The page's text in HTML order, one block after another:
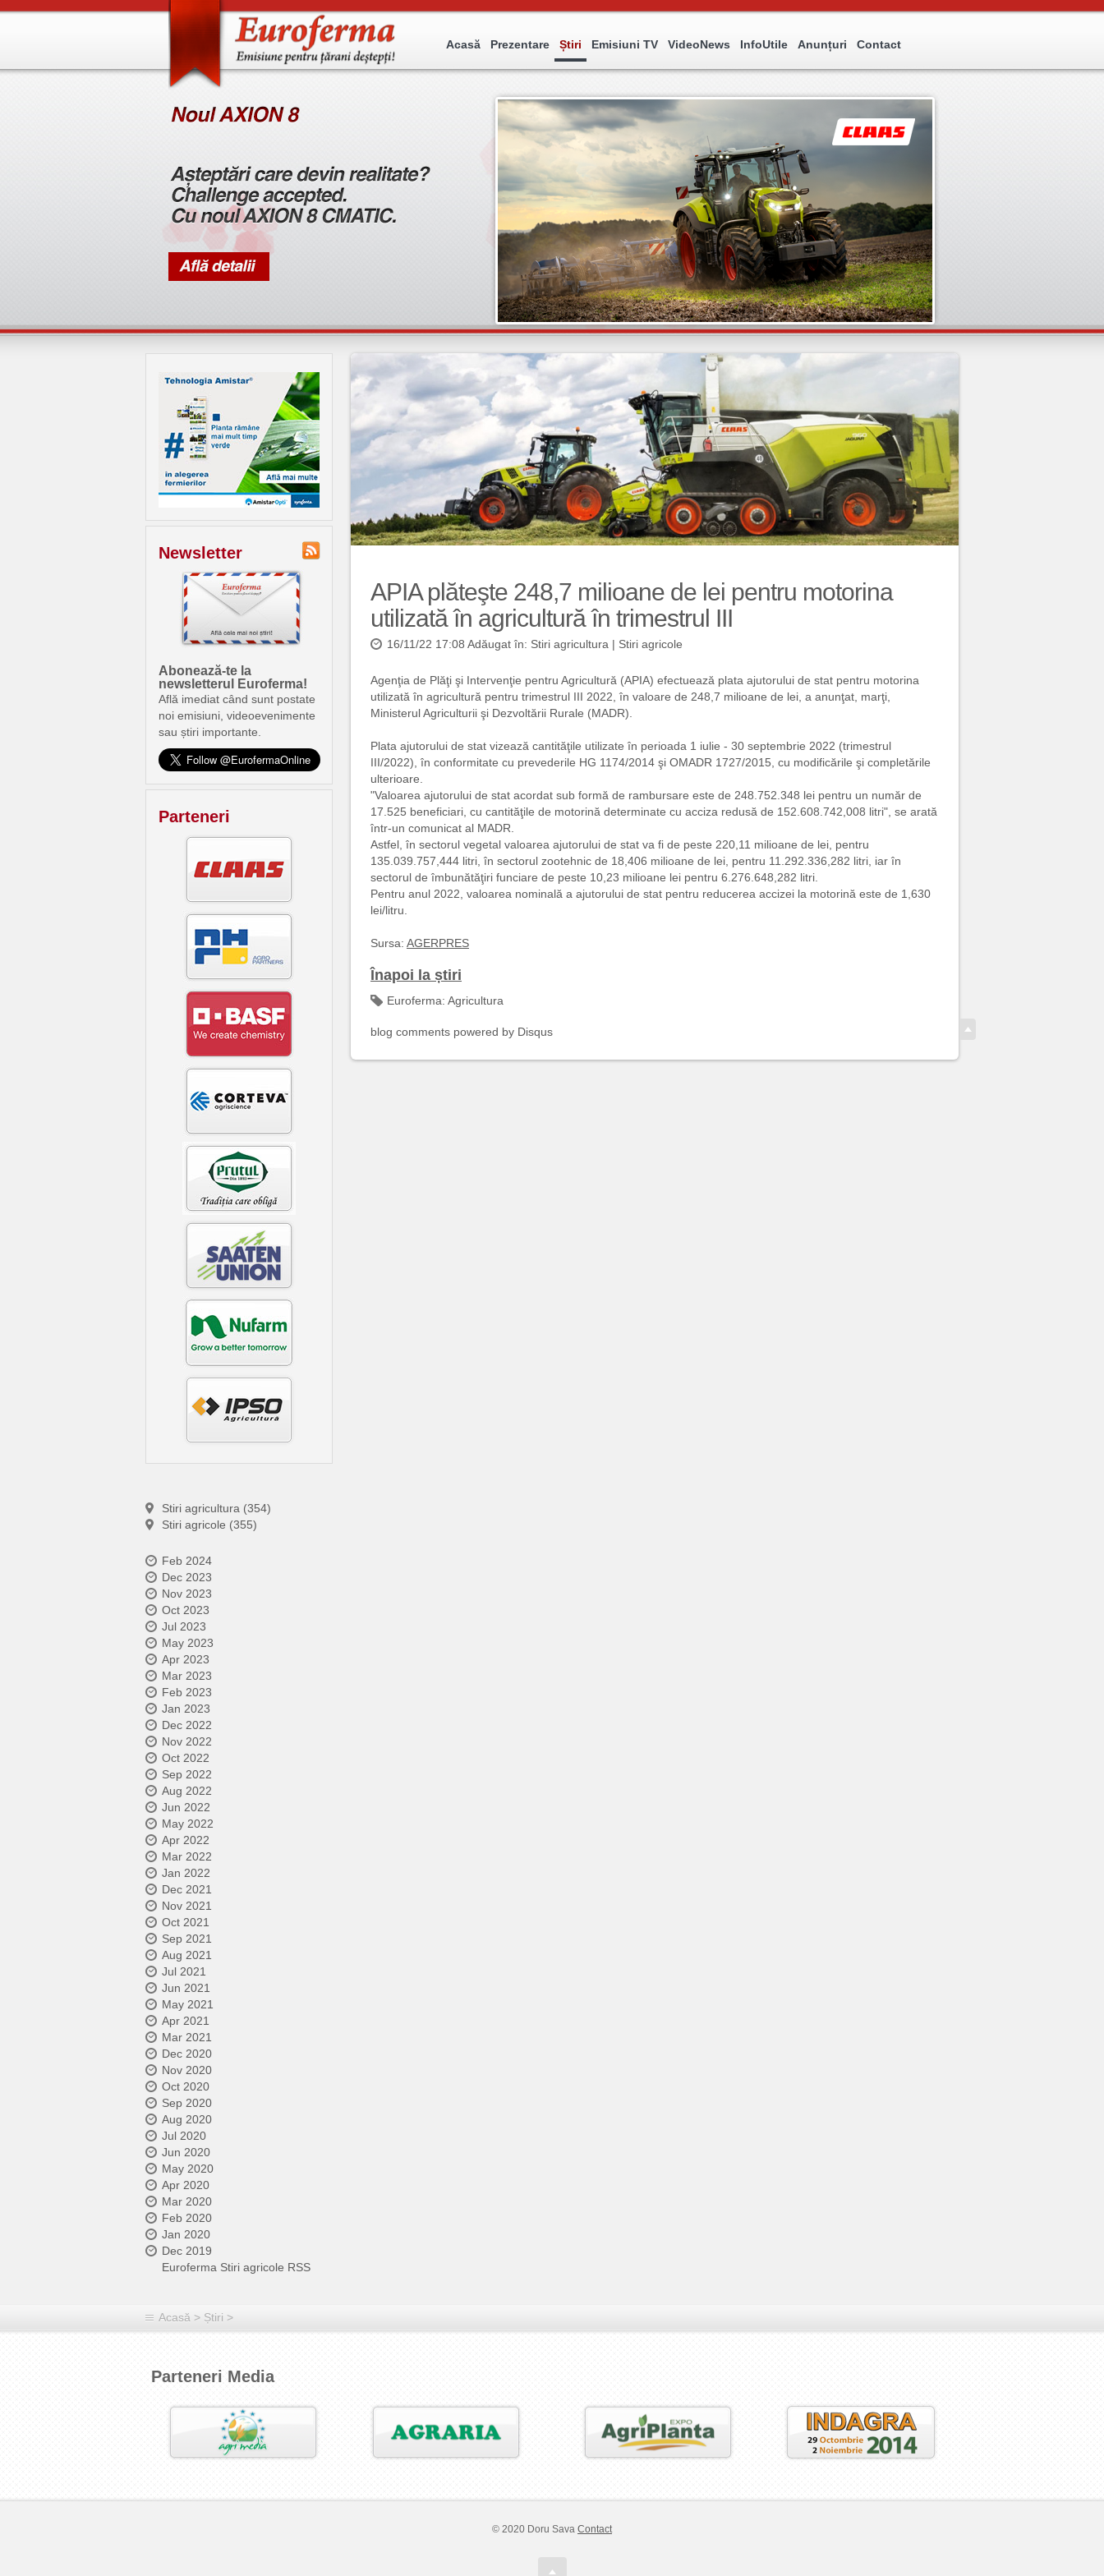
Acasă Prezentare Știri Emisiuni TV VideoNews InfoUtile Anunțuri Contact
Newsletter
Abonează-te la
newsletterul Euroferma!
Află imediat când sunt postate
noi emisiuni, videoevenimente
sau știri importante.
Parteneri
Stiri agricultura (354)
Stiri agricole (355)
Feb 2024
Dec 2023
Nov 2023
Oct 2023
Jul 2023
May 2023
Apr 2023
Mar 2023
Feb 2023
Jan 2023
Dec 2022
Nov 2022
Oct 2022
Sep 2022
Aug 2022
Jun 2022
May 2022
Apr 2022
Mar 2022
Jan 2022
Dec 2021
Nov 2021
Oct 2021
Sep 2021
Aug 2021
Jul 2021
Jun 2021
May 2021
Apr 2021
Mar 2021
Dec 2020
Nov 2020
Oct 2020
Sep 2020
Aug 2020
Jul 2020
Jun 2020
May 2020
Apr 2020
Mar 2020
Feb 2020
Jan 2020
Dec 2019
Euroferma Stiri agricole RSS
APIA plăteşte 248,7 milioane de lei pentru motorina
utilizată în agricultură în trimestrul III
16/11/22 17:08 Adăugat în: Stiri agricultura | Stiri agricole
Agenţia de Plăţi şi Intervenţie pentru Agricultură (APIA) efectuează plata ajutorului de stat pentru motorina
utilizată în agricultură pentru trimestrul III 2022, în valoare de 248,7 milioane de lei, a anunţat, marţi,
Ministerul Agriculturii şi Dezvoltării Rurale (MADR).
Plata ajutorului de stat vizează cantităţile utilizate în perioada 1 iulie - 30 septembrie 2022 (trimestrul
III/2022), în conformitate cu prevederile HG 1174/2014 şi OMADR 1727/2015, cu modificările şi completările
ulterioare.
"Valoarea ajutorului de stat acordat sub formă de rambursare este de 248.752.348 lei pentru un număr de
17.525 beneficiari, cu cantităţile de motorină determinate cu acciza redusă de 152.608.742,008 litri", se arată
într-un comunicat al MADR.
Astfel, în sectorul vegetal valoarea ajutorului de stat va fi de peste 220,11 milioane de lei, pentru
135.039.757,444 litri, în sectorul zootehnic de 18,406 milioane de lei, pentru 11.292.336,282 litri, iar în
sectorul de îmbunătăţiri funciare de peste 10,23 milioane lei pentru 6.276.648,282 litri.
Pentru anul 2022, valoarea nominală a ajutorului de stat pentru reducerea accizei la motorină este de 1,630
lei/litru.
Sursa: AGERPRES
Înapoi la știri
Euroferma: Agricultura
blog comments powered by Disqus
Acasă > Știri >
Parteneri Media
© 2020 Doru Sava Contact